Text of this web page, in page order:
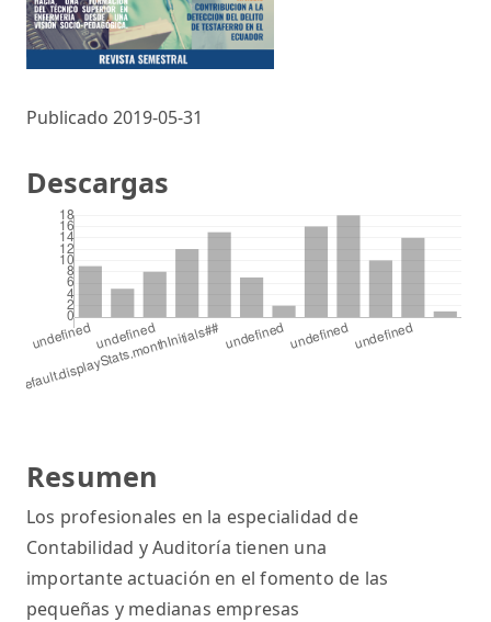
Publicado 2019-05-31
Resumen
Los profesionales en la especialidad de
Contabilidad y Auditoría tienen una
importante actuación en el fomento de las
pequeñas y medianas empresas
Descargas